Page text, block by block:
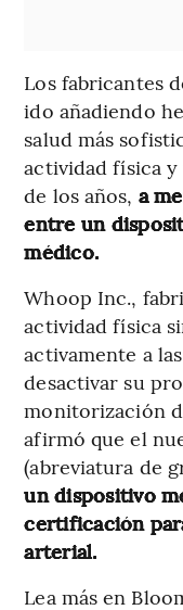
Los fabricantes
ido añadiendo
salud más
actividad física
de los años, a
entre un
médico.
Whoop Inc.,
actividad física
activamente a
desactivar su
monitorización
afirmó que el
(abreviatura de
un dispositivo
certificación
arterial.
Lea más en